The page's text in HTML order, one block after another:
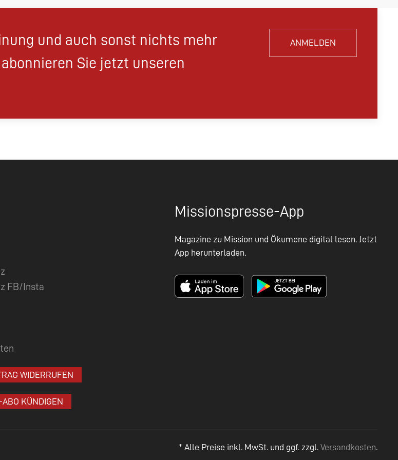
und auch sonst nichts mehr
Sie jetzt unseren
ANMELDEN
FB/Insta
WIDERRUFEN
ABO KÜNDIGEN
Missionspresse-App
Magazine zu Mission und Ökumene digital lesen. Jetzt
App herunterladen.
* Alle Preise inkl. MwSt. und ggf. zzgl. Versandkosten.